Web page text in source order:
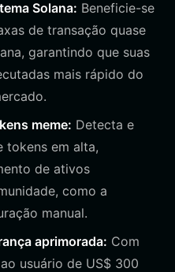
Solana: Beneficie-se
de transação quase
garantindo que suas
mais rápido do
meme: Detecta e
tokens em alta,
de ativos
como a
manual.
aprimorada: Com
usuário de US$ 300